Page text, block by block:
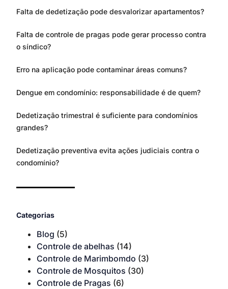
Falta de dedetização pode desvalorizar apartamentos?
Falta de controle de pragas pode gerar processo contra
o síndico?
Erro na aplicação pode contaminar áreas comuns?
Dengue em condomínio: responsabilidade é de quem?
Dedetização trimestral é suficiente para condomínios
grandes?
Dedetização preventiva evita ações judiciais contra o
condomínio?
Categorias
Blog (5)
Controle de abelhas (14)
Controle de Marimbomdo (3)
Controle de Mosquitos (30)
Controle de Pragas (6)